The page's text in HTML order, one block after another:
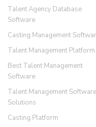
Talent Agency Database
Software
Casting Management
Talent Management Platform
Best Talent Management
Software
Talent Management Software
Solutions
Casting Platform